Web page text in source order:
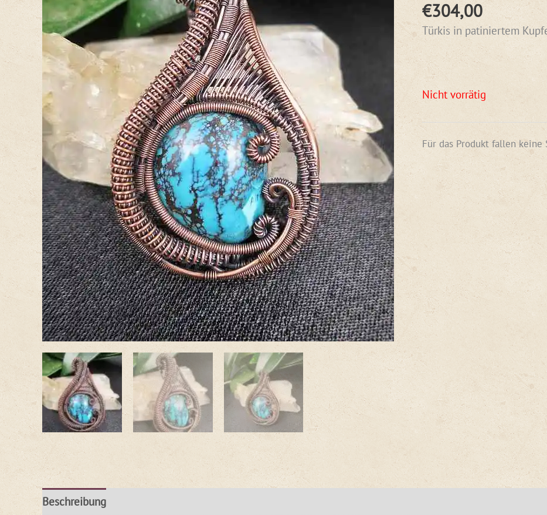
Bewertet mit
5.00von 5,
basierend
auf
1
Kundenbewertung
€304,00
Türkis in patiniertem
Nicht vorrätig
Für das Produkt fallen keine
Beschreibung